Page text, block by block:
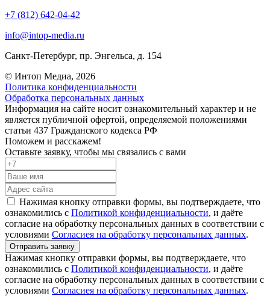
+7 (812) 642-04-42
info@intop-media.ru
Санкт-Петербург, пр. Энгельса, д. 154
© Интоп Медиа, 2026
Политика конфиденциальности
Обработка персональных данных
Информация на сайте носит ознакомительный характер и не
является публичной офертой, определяемой положениями
статьи 437 Гражданского кодекса РФ
Поможем и расскажем!
Оставьте заявку, чтобы мы связались с вами
Нажимая кнопку отправки формы, вы подтверждаете, что
ознакомились с Политикой конфиденциальности, и даёте
согласие на обработку персональных данных в соответствии с
условиями Согласиея на обработку персональных данных.
Отправить заявку
Нажимая кнопку отправки формы, вы подтверждаете, что
ознакомились с Политикой конфиденциальности, и даёте
согласие на обработку персональных данных в соответствии с
условиями Согласиея на обработку персональных данных.